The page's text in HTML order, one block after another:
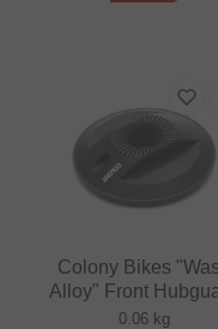
Colony Bikes
Alloy" Front
0.06 kg